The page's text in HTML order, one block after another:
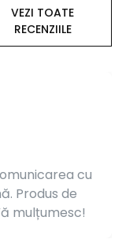
VEZI TOATE
RECENZIILE
cu
Produs de
mulțumesc!